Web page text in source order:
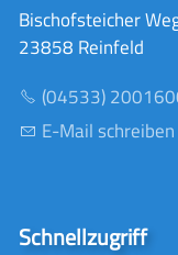
Bischofsteicher
23858 Reinfeld
(04533)
E-Mail schreiben
Schnellzugriff